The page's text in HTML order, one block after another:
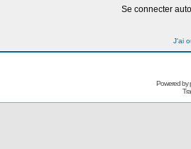
Se connecter
J'ai
Powered by